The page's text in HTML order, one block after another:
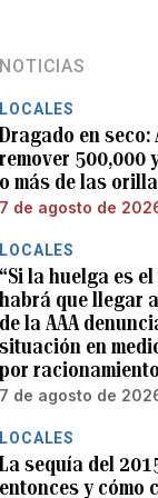
NOTICIAS
LOCALES
Dragado en seco:
remover 500,000
o más de las
7 de agosto de
LOCALES
“Si la huelga es
habrá que llegar
de la AAA
situación en
por racionamiento
7 de agosto de
LOCALES
La sequía del
entonces y cómo